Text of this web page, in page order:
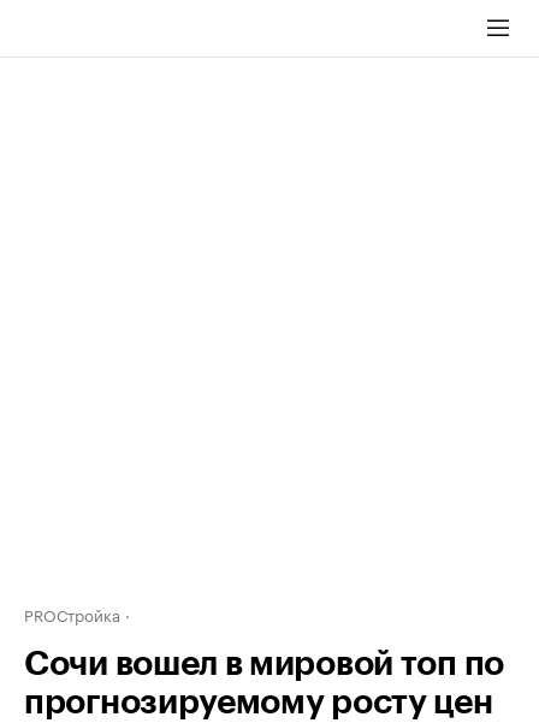
PROСтройка
Сочи вошел в мировой топ по
прогнозируемому росту цен